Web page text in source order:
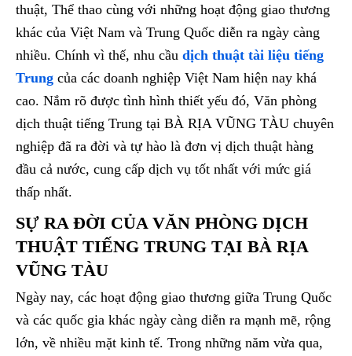
thuật, Thể thao cùng với những hoạt động giao thương
khác của Việt Nam và Trung Quốc diễn ra ngày càng
nhiều. Chính vì thế, nhu cầu dịch thuật tài liệu tiếng
Trung của các doanh nghiệp Việt Nam hiện nay khá
cao. Nắm rõ được tình hình thiết yếu đó, Văn phòng
dịch thuật tiếng Trung tại BÀ RỊA VŨNG TÀU chuyên
nghiệp đã ra đời và tự hào là đơn vị dịch thuật hàng
đầu cả nước, cung cấp dịch vụ tốt nhất với mức giá
thấp nhất.
SỰ RA ĐỜI CỦA VĂN PHÒNG DỊCH
THUẬT TIẾNG TRUNG TẠI BÀ RỊA
VŨNG TÀU
Ngày nay, các hoạt động giao thương giữa Trung Quốc
và các quốc gia khác ngày càng diễn ra mạnh mẽ, rộng
lớn, về nhiều mặt kinh tế. Trong những năm vừa qua,